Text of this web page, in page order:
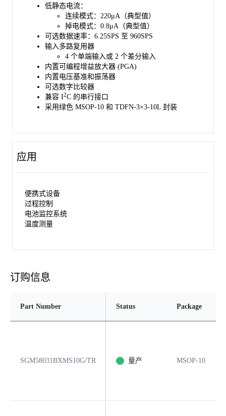
低静态电流：
连续模式：220μA（典型值）
掉电模式：0.8μA（典型值）
可选数据速率：6.25SPS 至 960SPS
输入多路复用器
4 个单端输入或 2 个差分输入
内置可编程增益放大器 (PGA)
内置电压基准和振荡器
可选数字比较器
兼容 I2C 的串行接口
采用绿色 MSOP-10 和 TDFN-3×3-10L 封装
应用
便携式设备
过程控制
电池监控系统
温度测量
订购信息
Part Number Status Package
SGM58031BXMS10G/TR 量产 MSOP-10